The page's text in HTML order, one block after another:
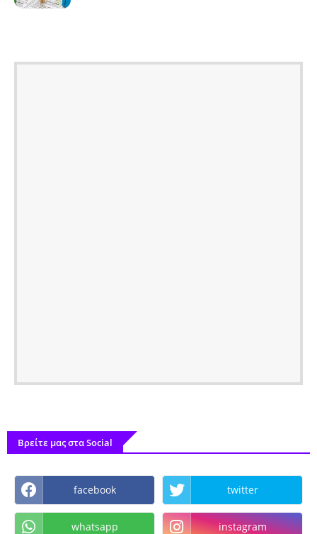
Βρείτε μας στα Social
facebook twitter
whatsapp instagram